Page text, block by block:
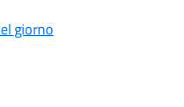
giorno